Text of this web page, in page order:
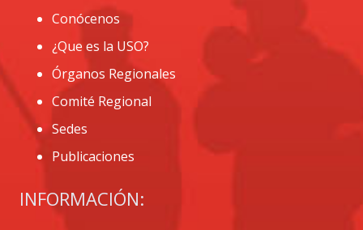
Conócenos
¿Que es la USO?
Órganos Regionales
Comité Regional
Sedes
Publicaciones
INFORMACIÓN: